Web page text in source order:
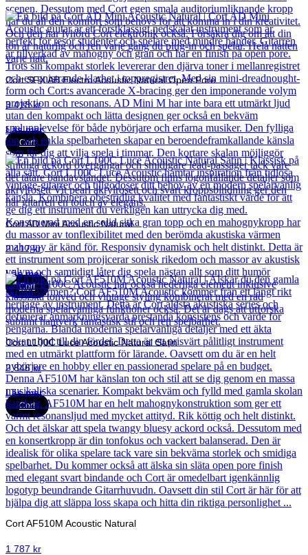
Cort SFX AB Electro Acoustic Natural Open Pore
3 418kr
Läs mer
Cort
Cort AD Mini Acoustic Natural
2 417kr
Läs mer
Cort
Cort L100C Luce Acoustic Natural Satin
2 846kr
Läs mer
Cort
Cort AF510M Acoustic Natural
1 787 kr